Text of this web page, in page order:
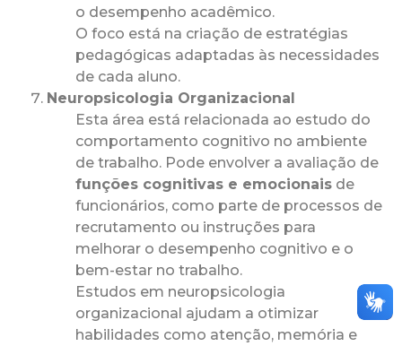
o desempenho acadêmico.
O foco está na criação de estratégias
pedagógicas adaptadas às necessidades
de cada aluno.
Neuropsicologia Organizacional
Esta área está relacionada ao estudo do
comportamento cognitivo no ambiente
de trabalho. Pode envolver a avaliação de
funções cognitivas e emocionais de
funcionários, como parte de processos de
recrutamento ou instruções para
melhorar o desempenho cognitivo e o
bem-estar no trabalho.
Estudos em neuropsicologia
organizacional ajudam a otimizar
habilidades como atenção, memória e